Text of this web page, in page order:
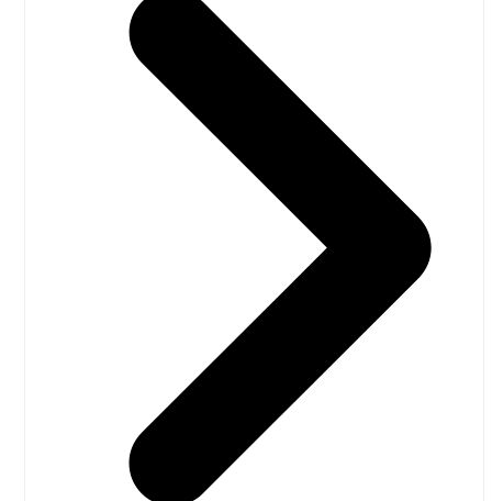
Danmark er
klima-ly for
flyselskaber
sommerferien, mens de
flyrejsende stod i kø i
Københavns Lufthavn,
havde Deadline på DR2
et tema om emnet
flyrejser og klimaet. Der
forventes en rekord i
Kastrup, idet 30 mill.
rejsende forventes at
benytte lufthavnen i
juni 2020
maj 2020
marts 2020
februar 2020